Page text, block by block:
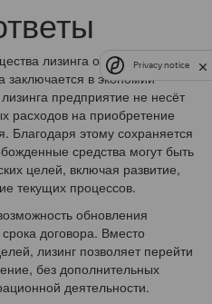
лизинга оборудования?
заключается в экономии
предприятие не несёт
расходов на приобретение
Благодаря этому сохраняется
средства могут быть
целей, включая развитие,
текущих процессов.
обновления
договора. Вместо
лизинг позволяет перейти
без дополнительных
деятельности.
Privacy notice